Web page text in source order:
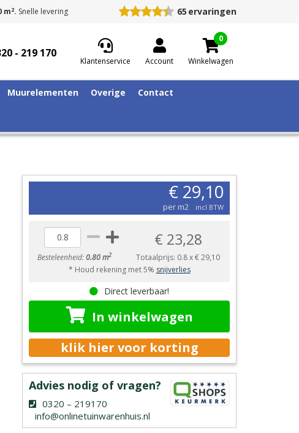
m2. Snelle levering 65 ervaringen
- 219 170
Klantenservice Account
0
Winkelwagen
Muurelementen Overige Contact
€ 29,10
per m2 incl BTW
Besteleenheid:0.80 m2
€ 23,28
Totaalprijs: 0.8x€ 29,10
* Houd rekening met 5% snijverlies
Direct leverbaar!
In winkelwagen
klik hier voor korting
Advies nodig of vragen?
0320 – 219170
info@onlinetuinwarenhuis.nl